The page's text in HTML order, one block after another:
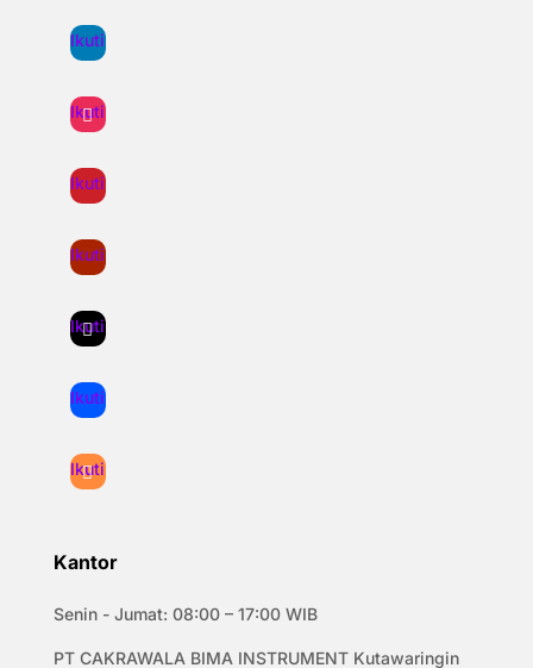
Ikuti
Ikuti
Ikuti
Ikuti
Ikuti
Ikuti
Ikuti
Kantor
Senin - Jumat: 08:00 – 17:00 WIB
PT CAKRAWALA BIMA INSTRUMENT Kutawaringin